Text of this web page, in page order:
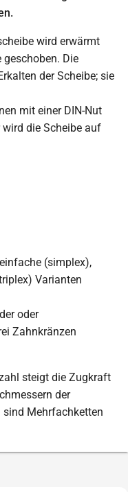
wird erwärmt
geschoben. Die
der Scheibe; sie
mit einer DIN-Nut
die Scheibe auf
(simplex),
Varianten
oder
Zahnkränzen
steigt die Zugkraft
der
sind Mehrfachketten